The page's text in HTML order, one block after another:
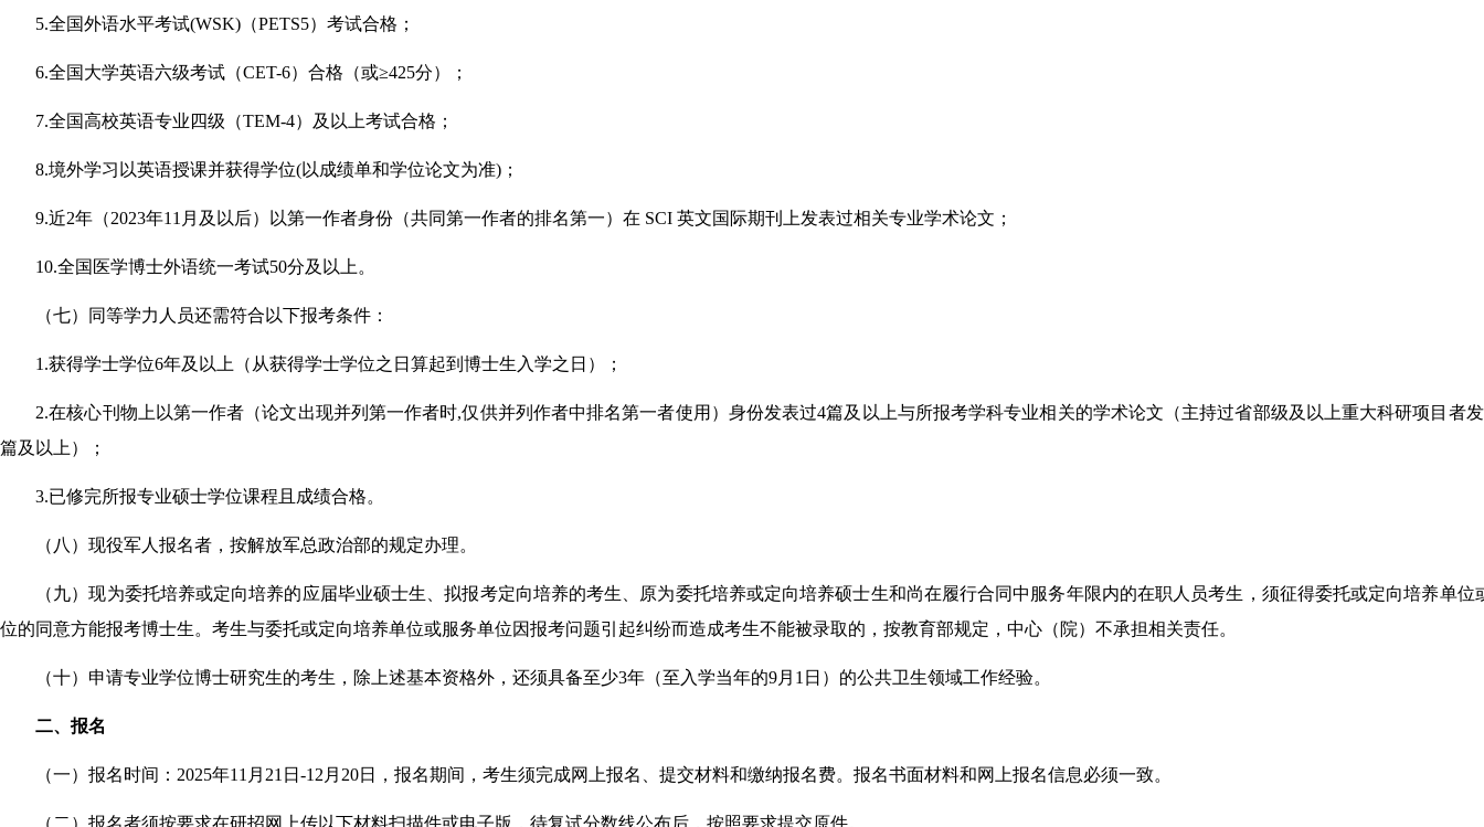
5.全国外语水平考试(WSK)（PETS5）考试合格；
6.全国大学英语六级考试（CET-6）合格（或≥425分）；
7.全国高校英语专业四级（TEM-4）及以上考试合格；
8.境外学习以英语授课并获得学位(以成绩单和学位论文为准)；
9.近2年（2023年11月及以后）以第一作者身份（共同第一作者的排名第一）在 SCI 英文国际期刊上发表过相关专业学术论文；
10.全国医学博士外语统一考试50分及以上。
（七）同等学力人员还需符合以下报考条件：
1.获得学士学位6年及以上（从获得学士学位之日算起到博士生入学之日）；
2.在核心刊物上以第一作者（论文出现并列第一作者时,仅供并列作者中排名第一者使用）身份发表过4篇及以上与所报考学科专业相关的学术论文（主持过省部级及以上重大科研项目者
篇及以上）；
3.已修完所报专业硕士学位课程且成绩合格。
（八）现役军人报名者，按解放军总政治部的规定办理。
（九）现为委托培养或定向培养的应届毕业硕士生、拟报考定向培养的考生、原为委托培养或定向培养硕士生和尚在履行合同中服务年限内的在职人员考生，须征得委托或定向培养单位
位的同意方能报考博士生。考生与委托或定向培养单位或服务单位因报考问题引起纠纷而造成考生不能被录取的，按教育部规定，中心（院）不承担相关责任。
（十）申请专业学位博士研究生的考生，除上述基本资格外，还须具备至少3年（至入学当年的9月1日）的公共卫生领域工作经验。
二、报名
（一）报名时间：2025年11月21日-12月20日，报名期间，考生须完成网上报名、提交材料和缴纳报名费。报名书面材料和网上报名信息必须一致。
（二）报名者须按要求在研招网上传以下材料扫描件或电子版，待复试分数线公布后，按照要求提交原件。